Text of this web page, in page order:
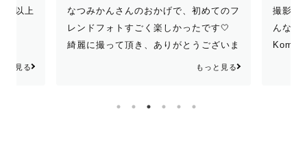
なつみかんさんのおかげで、初めてのフ
レンドフォトすごく楽しかったです🤍
綺麗に撮って頂き、ありがとうございま
した😊🌷
撮影場所やポー
んな提案をして
Komaさんの優し
てお任せするこ